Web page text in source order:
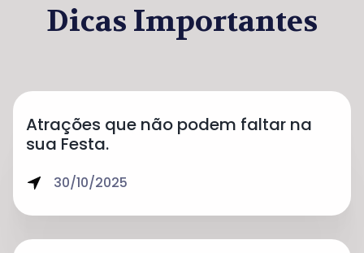
Dicas Importantes
Atrações que não podem faltar na
sua Festa.
30/10/2025